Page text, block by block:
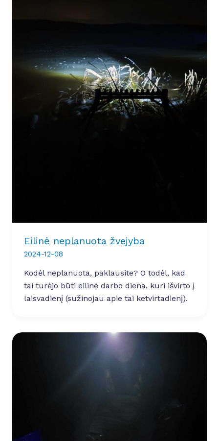
Eilinė neplanuota žvejyba
2024-12-08
Kodėl neplanuota, paklausite? O todėl, kad
tai turėjo būti eilinė darbo diena, kuri išvirto į
laisvadienį (sužinojau apie tai ketvirtadienį).